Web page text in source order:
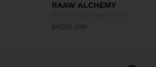
RAAW ALCHEMY
645,00 DKK